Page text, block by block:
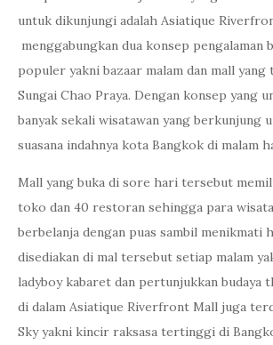
untuk dikunjungi adalah Asiatique
menggabungkan dua konsep pengalaman
populer yakni bazaar malam dan mall
Sungai Chao Praya. Dengan konsep yang
banyak sekali wisatawan yang berkunjung
suasana indahnya kota Bangkok di malam
Mall yang buka di sore hari tersebut
toko dan 40 restoran sehingga para
berbelanja dengan puas sambil menikmati
disediakan di mal tersebut setiap malam
ladyboy kabaret dan pertunjukkan budaya
di dalam Asiatique Riverfront Mall juga
Sky yakni kincir raksasa tertinggi di